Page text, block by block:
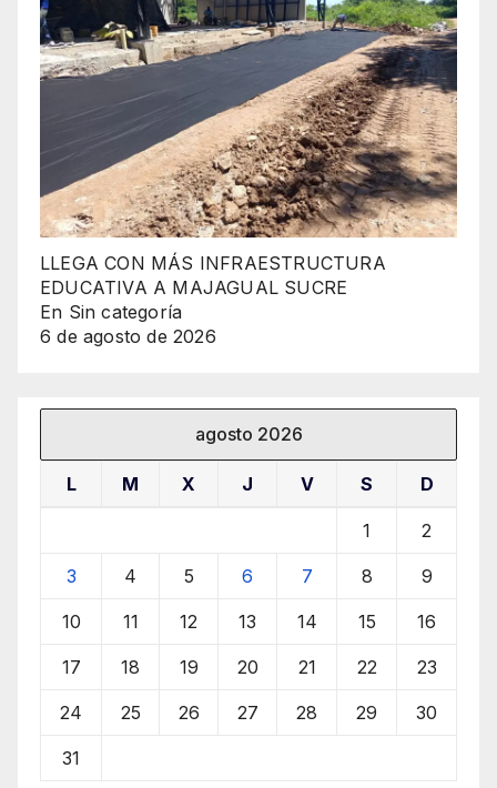
LLEGA CON MÁS INFRAESTRUCTURA
EDUCATIVA A MAJAGUAL SUCRE
En Sin categoría
6 de agosto de 2026
agosto 2026
L M X J V S D
1 2
3 4 5 6 7 8 9
10 11 12 13 14 15 16
17 18 19 20 21 22 23
24 25 26 27 28 29 30
31